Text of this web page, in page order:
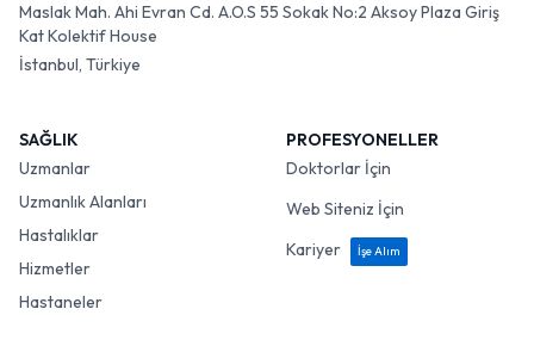
Maslak Mah. Ahi Evran Cd. A.O.S 55 Sokak No:2 Aksoy Plaza Giriş
Kat Kolektif House
İstanbul, Türkiye
SAĞLIK
Uzmanlar
Uzmanlık Alanları
Hastalıklar
Hizmetler
Hastaneler
PROFESYONELLER
Doktorlar İçin
Web Siteniz İçin
Kariyer
İşe Alım